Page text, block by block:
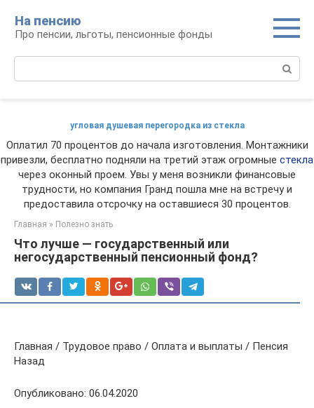
контенту
На пенсию
Про пенсии, льготы, пенсионные фонды
угловая душевая перегородка из стекла
Оплатил 70 процентов до начала изготовления. Монтажники
привезли, бесплатно подняли на третий этаж огромные стекла
через оконный проем. Увы у меня возникли финансовые
трудности, но компания Гранд пошла мне на встречу и
предоставила отсрочку на оставшиеся 30 процентов.
Главная » Полезно знать
Что лучше — государственный или
негосударственный пенсионный фонд?
Главная / Трудовое право / Оплата и выплаты / Пенсия
Назад
Опубликовано: 06.04.2020